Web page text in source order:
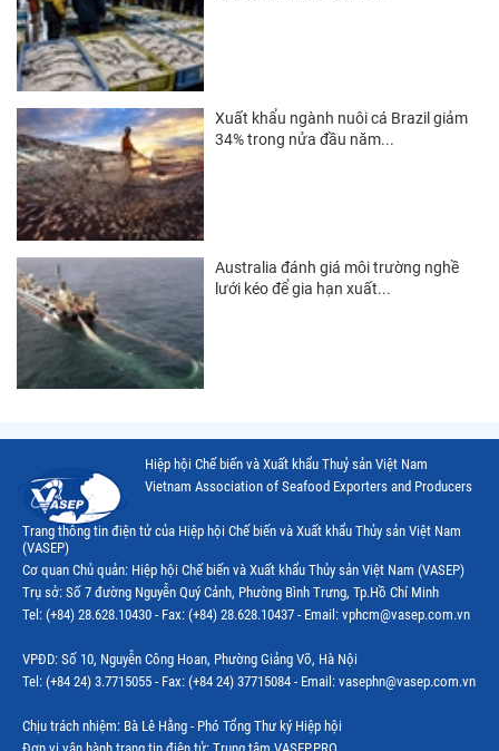
Thị trường Đài Loan
Thị trường Hàn Quốc
Thị trường Mỹ
Thị trường EU
Thị trường Nhật Bản
Thị trường Việt Nam
Xuất khẩu ngành nuôi cá Brazil giảm
34% trong nửa đầu năm...
Australia đánh giá môi trường nghề
lưới kéo để gia hạn xuất...
Hiệp hội Chế biến và Xuất khẩu Thuỷ sản Việt Nam
Vietnam Association of Seafood Exporters and Producers
Trang thông tin điện tử của Hiệp hội Chế biến và Xuất khẩu Thủy sản Việt Nam
(VASEP)
Cơ quan Chủ quản: Hiệp hội Chế biến và Xuất khẩu Thủy sản Việt Nam (VASEP)
Trụ sở: Số 7 đường Nguyễn Quý Cảnh, Phường Bình Trưng, Tp.Hồ Chí Minh
Tel: (+84) 28.628.10430 - Fax: (+84) 28.628.10437 - Email: vphcm@vasep.com.vn
VPĐD: Số 10, Nguyễn Công Hoan, Phường Giảng Võ, Hà Nội
Tel: (+84 24) 3.7715055 - Fax: (+84 24) 37715084 - Email: vasephn@vasep.com.vn
Chịu trách nhiệm: Bà Lê Hằng - Phó Tổng Thư ký Hiệp hội